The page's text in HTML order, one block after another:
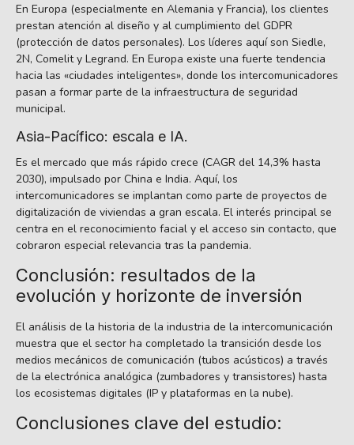
En Europa (especialmente en Alemania y Francia), los clientes
prestan atención al diseño y al cumplimiento del GDPR
(protección de datos personales). Los líderes aquí son Siedle,
2N, Comelit y Legrand. En Europa existe una fuerte tendencia
hacia las «ciudades inteligentes», donde los intercomunicadores
pasan a formar parte de la infraestructura de seguridad
municipal.
Asia-Pacífico: escala e IA.
Es el mercado que más rápido crece (CAGR del 14,3% hasta
2030), impulsado por China e India. Aquí, los
intercomunicadores se implantan como parte de proyectos de
digitalización de viviendas a gran escala. El interés principal se
centra en el reconocimiento facial y el acceso sin contacto, que
cobraron especial relevancia tras la pandemia.
Conclusión: resultados de la
evolución y horizonte de inversión
El análisis de la historia de la industria de la intercomunicación
muestra que el sector ha completado la transición desde los
medios mecánicos de comunicación (tubos acústicos) a través
de la electrónica analógica (zumbadores y transistores) hasta
los ecosistemas digitales (IP y plataformas en la nube).
Conclusiones clave del estudio: